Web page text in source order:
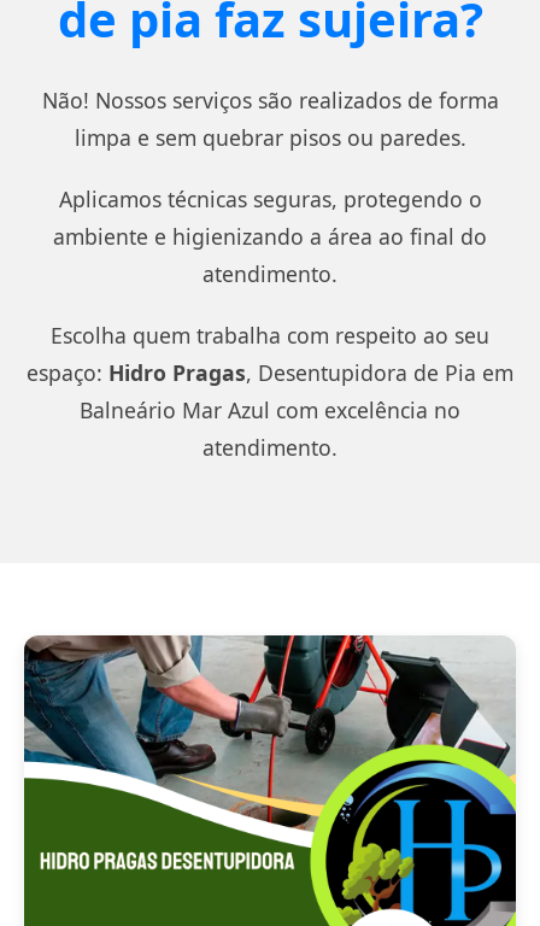
de pia faz sujeira?
Não! Nossos serviços são realizados de forma
limpa e sem quebrar pisos ou paredes.
Aplicamos técnicas seguras, protegendo o
ambiente e higienizando a área ao final do
atendimento.
Escolha quem trabalha com respeito ao seu
espaço: Hidro Pragas, Desentupidora de Pia em
Balneário Mar Azul com excelência no
atendimento.